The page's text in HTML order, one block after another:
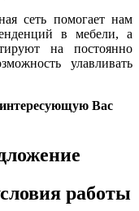
сеть помогает нам
в мебели, а
на постоянно
улавливать
Вас
работы